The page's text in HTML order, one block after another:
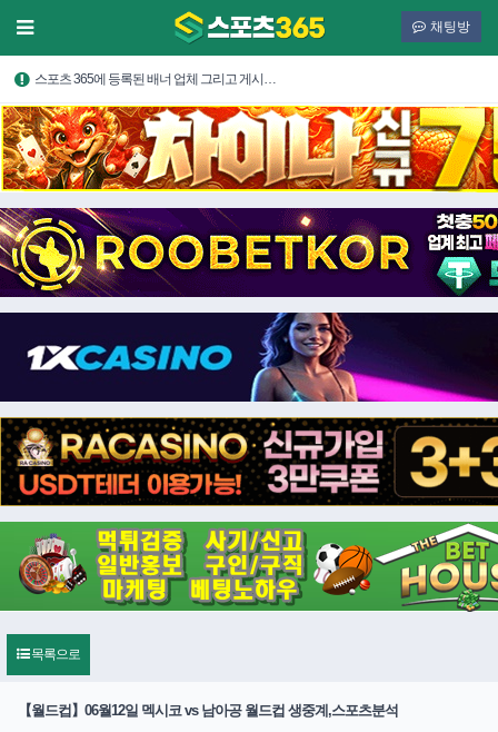
채팅방
스포츠 365에 등록된 배너 업체 그리고 게시…
목록으로
【월드컵】06월12일 멕시코 vs 남아공 월드컵 생중계,스포츠분석